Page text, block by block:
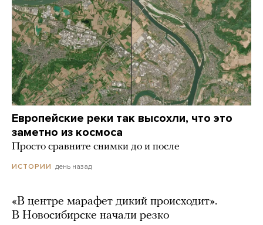
Европейские реки так высохли, что это
заметно из космоса
Просто сравните снимки до и после
ИСТОРИИ день назад
«В центре марафет дикий происходит».
В Новосибирске начали резко